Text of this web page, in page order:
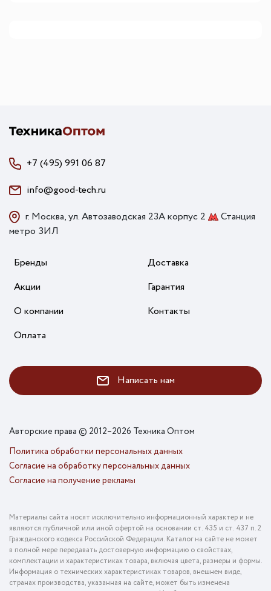
+7 (495) 991 06 87
info@good-tech.ru
г. Москва, ул. Автозаводская 23А корпус 2
Станция
метро ЗИЛ
Бренды
Акции
О компании
Оплата
Доставка
Гарантия
Контакты
Написать нам
Авторские права © 2012–2026 Техника Оптом
Политика обработки персональных данных
Согласие на обработку персональных данных
Согласие на получение рекламы
Материалы сайта носят исключительно информационный характер и не
являются публичной или иной офертой на основании ст. 435 и ст. 437 п. 2
Гражданского кодекса Российской Федерации. Каталог на сайте не может
в полной мере передавать достоверную информацию о свойствах,
комплектации и характеристиках товара, включая цвета, размеры и формы.
Информация о технических характеристиках товаров, внешнем виде,
странах производства, указанная на сайте, может быть изменена